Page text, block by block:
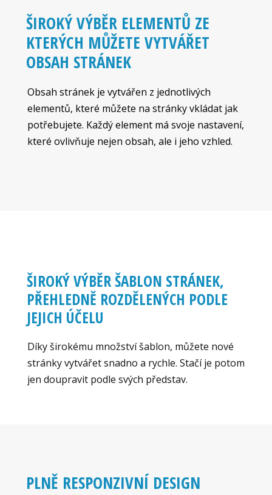
ŠIROKÝ VÝBĚR ELEMENTŮ ZE
KTERÝCH MŮŽETE VYTVÁŘET
OBSAH STRÁNEK
Obsah stránek je vytvářen z jednotlivých
elementů, které můžete na stránky vkládat jak
potřebujete. Každý element má svoje nastavení,
které ovlivňuje nejen obsah, ale i jeho vzhled.
ŠIROKÝ VÝBĚR ŠABLON STRÁNEK,
PŘEHLEDNĚ ROZDĚLENÝCH PODLE
JEJICH ÚČELU
Díky širokému množství šablon, můžete nové
stránky vytvářet snadno a rychle. Stačí je potom
jen doupravit podle svých představ.
PLNĚ RESPONZIVNÍ DESIGN